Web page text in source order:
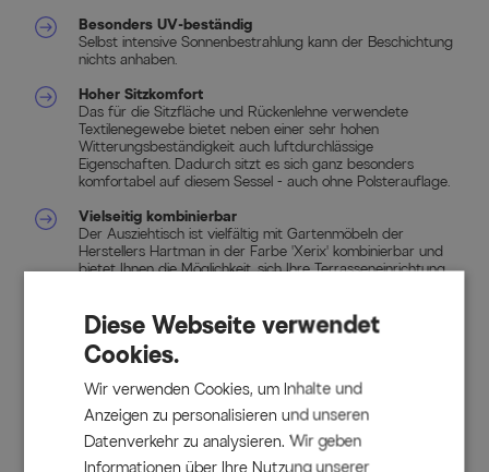
Besonders UV-beständig
Selbst intensive Sonnenbestrahlung kann der Beschichtung
nichts anhaben.
Hoher Sitzkomfort
Das für die Sitzfläche und Rückenlehne verwendete
Textilenegewebe bietet neben einer sehr hohen
Witterungsbeständigkeit auch luftdurchlässige
Eigenschaften. Dadurch sitzt es sich ganz besonders
komfortabel auf diesem Sessel - auch ohne Polsterauflage.
Vielseitig kombinierbar
Der Ausziehtisch ist vielfältig mit Gartenmöbeln der
Herstellers Hartman in der Farbe 'Xerix' kombinierbar und
bietet Ihnen die Möglichkeit, sich Ihre Terrasseneinrichtung
Textil Material:70% PVC, 30% Polyester
Lieferumfang
Diese Webseite verwendet
Cookies.
Wir verwenden Cookies, um Inhalte und
Anzeigen zu personalisieren und unseren
Datenverkehr zu analysieren. Wir geben
Informationen über Ihre Nutzung unserer